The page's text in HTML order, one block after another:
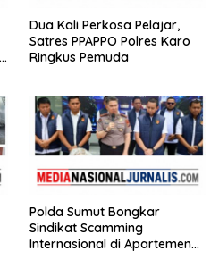
Dua Kali Perkosa Pelajar,
Satres PPAPPO Polres Karo
Ringkus Pemuda
Polda Sumut Bongkar
Sindikat Scamming
Internasional di Apartemen